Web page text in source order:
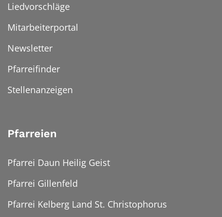
Liedvorschläge
Mitarbeiterportal
Newsletter
Pfarreifinder
Stellenanzeigen
Pfarreien
Pfarrei Daun Heilig Geist
Pfarrei Gillenfeld
Pfarrei Kelberg Land St. Christophorus